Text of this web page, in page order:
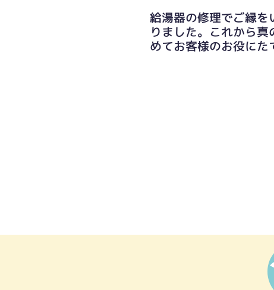
給湯器の修理でご縁
りました。これから
めてお客様のお役にた